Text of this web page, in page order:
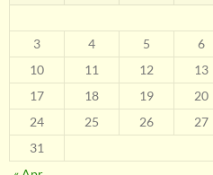
3
4 5 6
10
11 12 13
17
18 19 20
24
25 26 27
31